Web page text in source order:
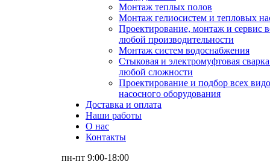
Монтаж теплых полов
Монтаж гелиосистем и тепловых
Проектирование, монтаж и сервис
любой производительности
Монтаж систем водоснабжения
Стыковая и электромуфтовая
любой сложности
Проектирование и подбор всех
насосного оборудования
Доставка и оплата
Наши работы
О нас
Контакты
пн-пт 9:00-18:00